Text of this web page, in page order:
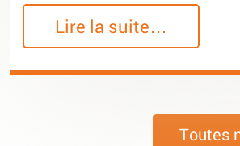
Lire la suite…
Toutes